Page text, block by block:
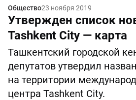
Общество23 ноября 2019
Утвержден список
Tashkent City — карта
Ташкентский городской
депутатов утвердил
на территории
центра Tashkent City.